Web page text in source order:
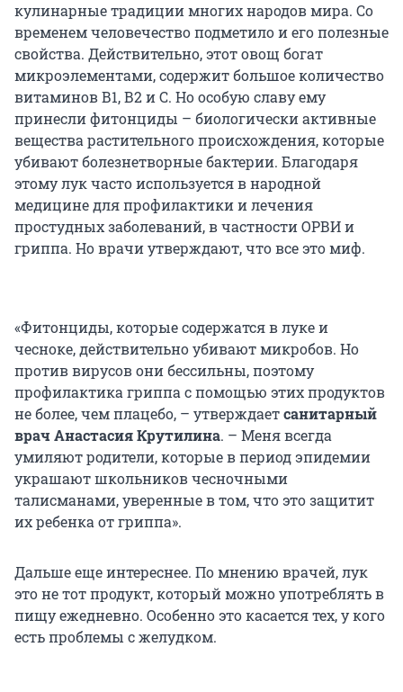
кулинарные традиции многих народов мира. Со
временем человечество подметило и его полезные
свойства. Действительно, этот овощ богат
микроэлементами, содержит большое количество
витаминов В1, В2 и С. Но особую славу ему
принесли фитонциды – биологически активные
вещества растительного происхождения, которые
убивают болезнетворные бактерии. Благодаря
этому лук часто используется в народной
медицине для профилактики и лечения
простудных заболеваний, в частности ОРВИ и
гриппа. Но врачи утверждают, что все это миф.
«Фитонциды, которые содержатся в луке и
чесноке, действительно убивают микробов. Но
против вирусов они бессильны, поэтому
профилактика гриппа с помощью этих продуктов
не более, чем плацебо, – утверждаетсанитарный
врач Анастасия Крутилина. – Меня всегда
умиляют родители, которые в период эпидемии
украшают школьников чесночными
талисманами, уверенные в том, что это защитит
их ребенка от гриппа».
Дальше еще интереснее. По мнению врачей, лук
это не тот продукт, который можно употреблять в
пищу ежедневно. Особенно это касается тех, у кого
есть проблемы с желудком.